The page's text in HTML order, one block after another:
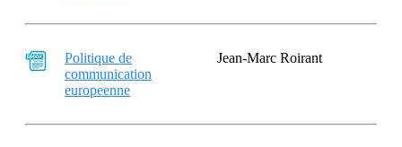
Politique de
communication
europeenne
Jean-Marc Roirant